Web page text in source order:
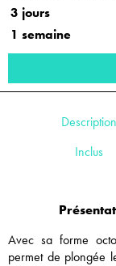
3 jours
1 semaine
Description
Inclus
Avec sa forme
permet de plongée